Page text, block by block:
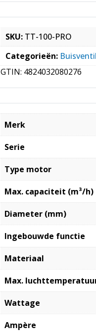
SKU: TT-100-PRO
Categorieën:
GTIN: 4824032080276
Merk
Serie
Type motor
Max. capaciteit (m³/h)
Diameter (mm)
Ingebouwde functie
Materiaal
Max.
Wattage
Ampère